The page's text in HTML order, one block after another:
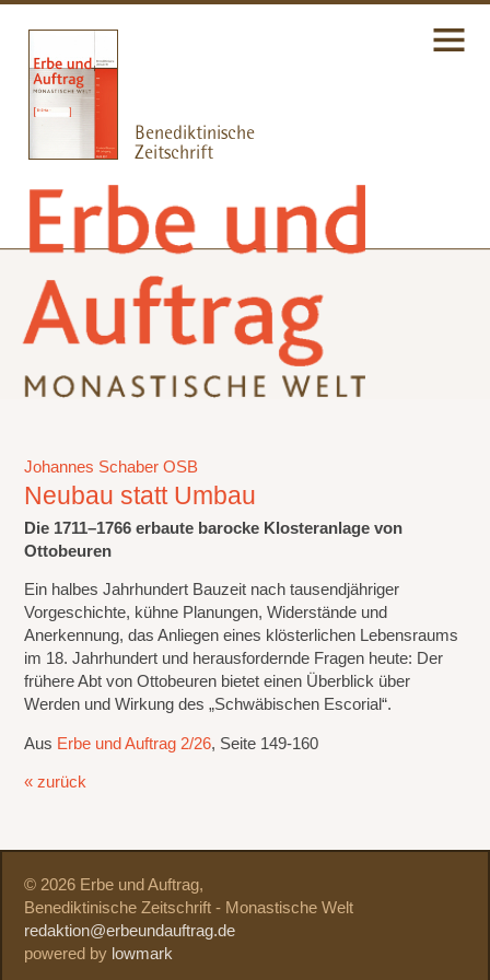
Johannes Schaber OSB
Neubau statt Umbau
Die 1711–1766 erbaute barocke Klosteranlage von
Ottobeuren
Ein halbes Jahrhundert Bauzeit nach tausendjähriger
Vorgeschichte, kühne Planungen, Widerstände und
Anerkennung, das Anliegen eines klösterlichen Lebensraums
im 18. Jahrhundert und herausfordernde Fragen heute: Der
frühere Abt von Ottobeuren bietet einen Überblick über
Werden und Wirkung des „Schwäbischen Escorial“.
Aus Erbe und Auftrag 2/26, Seite 149-160
« zurück
© 2026 Erbe und Auftrag,
Benediktinische Zeitschrift - Monastische Welt
redaktion@erbeundauftrag.de
powered by lowmark